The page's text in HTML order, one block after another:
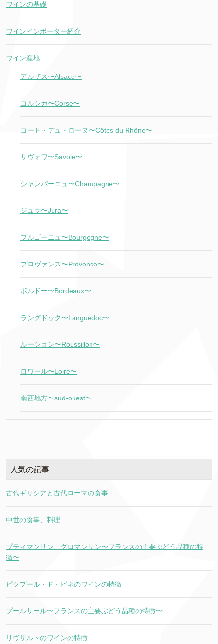
ワインの基礎
ワインインポーター紹介
ワイン産地
アルザス〜Alsace〜
コルシカ〜Corse〜
コート・デュ・ローヌ〜Côtes du Rhône〜
サヴォワ〜Savoie〜
シャンパーニュ〜Champagne〜
ジュラ〜Jura〜
ブルゴーニュ〜Bourgogne〜
プロヴァンス〜Provence〜
ボルドー〜Bordeaux〜
ラングドック〜Languedoc〜
ルーション〜Roussillon〜
ロワール〜Loire〜
南西地方〜sud-ouest〜
人気の記事
古代ギリシアと古代ローマの食事
中世の食事、料理
プティマンサン、グロマンサン〜フランスの主要ぶどう品種の特
徴〜
ピクプール・ド・ピネのワインの特徴
プールサール〜フランスの主要ぶどう品種の特徴〜
リヴザルトのワインの特徴